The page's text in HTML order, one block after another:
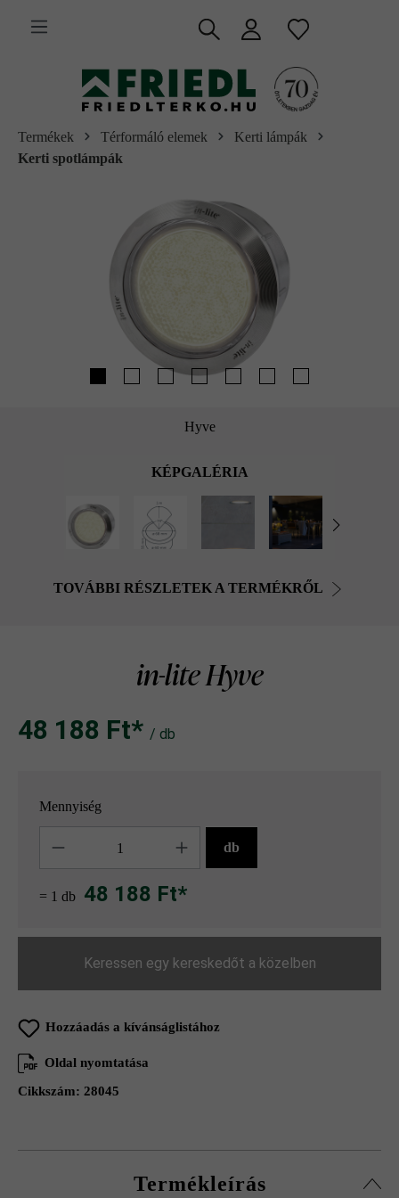
tartalomra
Termékek Térformáló elemek
Kerti lámpák
Kerti spotlámpák
Hyve
KÉPGALÉRIA
TOVÁBBI RÉSZLETEK A TERMÉKRŐL
in-lite Hyve
48 188 Ft‎‎‎* / db
Mennyiség
db
= 1 db 48 188 Ft*
Keressen egy kereskedőt a közelben
Hozzáadás a kívánságlistához
Oldal nyomtatása
Cikkszám: 28045
Termékleírás